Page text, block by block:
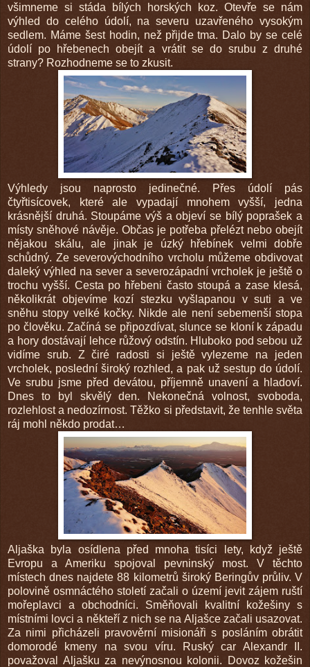
všimneme si stáda bílých horských koz. Otevře se nám
výhled do celého údolí, na severu uzavřeného vysokým
sedlem. Máme šest hodin, než přijde tma. Dalo by se celé
údolí po hřebenech obejít a vrátit se do srubu z druhé
strany? Rozhodneme se to zkusit.
Výhledy jsou naprosto jedinečné. Přes údolí pás
čtyřtisícovek, které ale vypadají mnohem vyšší, jedna
krásnější druhá. Stoupáme výš a objeví se bílý poprašek a
místy sněhové návěje. Občas je potřeba přelézt nebo obejít
nějakou skálu, ale jinak je úzký hřebínek velmi dobře
schůdný. Ze severovýchodního vrcholu můžeme obdivovat
daleký výhled na sever a severozápadní vrcholek je ještě o
trochu vyšší. Cesta po hřebeni často stoupá a zase klesá,
několikrát objevíme kozí stezku vyšlapanou v suti a ve
sněhu stopy velké kočky. Nikde ale není sebemenší stopa
po člověku. Začíná se připozdívat, slunce se kloní k západu
a hory dostávají lehce růžový odstín. Hluboko pod sebou už
vidíme srub. Z čiré radosti si ještě vylezeme na jeden
vrcholek, poslední široký rozhled, a pak už sestup do údolí.
Ve srubu jsme před devátou, příjemně unavení a hladoví.
Dnes to byl skvělý den. Nekonečná volnost, svoboda,
rozlehlost a nedozírnost. Těžko si představit, že tenhle světa
ráj mohl někdo prodat…
Aljaška byla osídlena před mnoha tisíci lety, když ještě
Evropu a Ameriku spojoval pevninský most. V těchto
místech dnes najdete 88 kilometrů široký Beringův průliv. V
polovině osmnáctého století začali o území jevit zájem ruští
mořeplavci a obchodníci. Směňovali kvalitní kožešiny s
místními lovci a někteří z nich se na Aljašce začali usazovat.
Za nimi přicházeli pravověrní misionáři s posláním obrátit
domorodé kmeny na svou víru. Ruský car Alexandr II.
považoval Aljašku za nevýnosnou kolonii. Dovoz kožešin